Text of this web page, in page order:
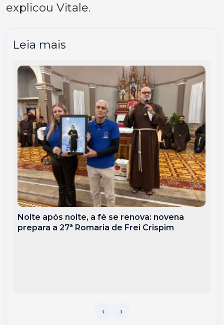
explicou Vitale.
Leia mais
Noite após noite, a fé se renova: novena
prepara a 27ª Romaria de Frei Crispim